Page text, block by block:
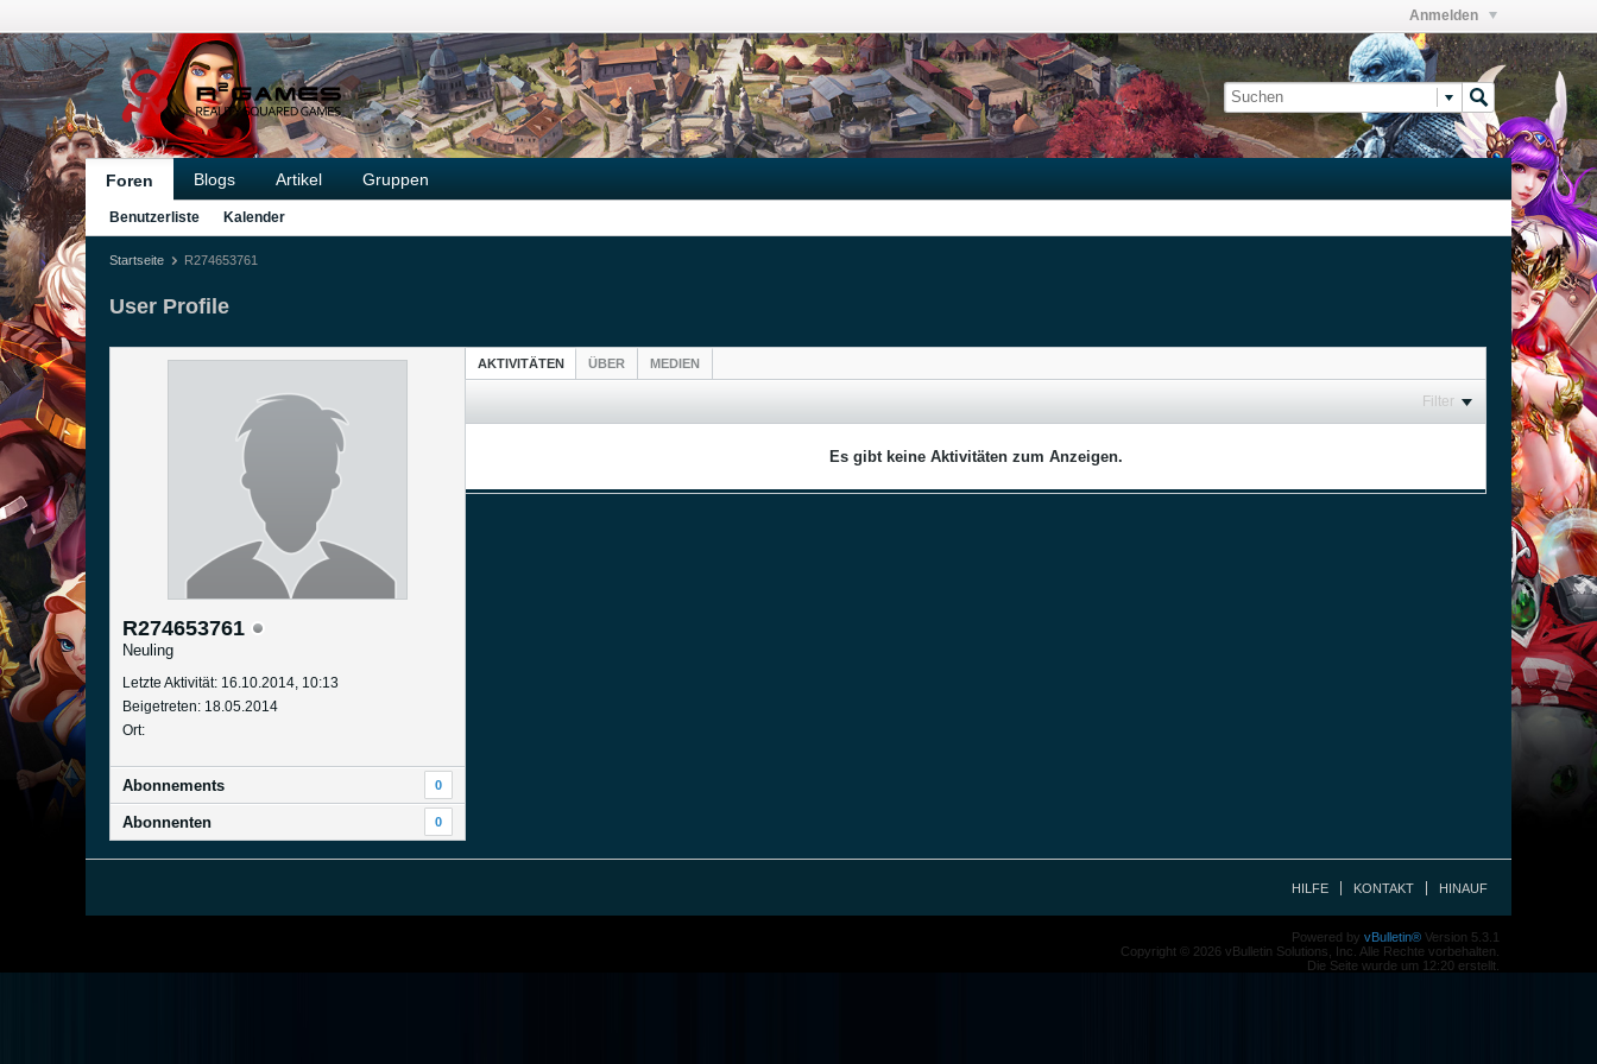
Anmelden
Foren Blogs Artikel Gruppen
Benutzerliste Kalender
Startseite R274653761
User Profile
R274653761
Neuling
Letzte Aktivität: 16.10.2014, 10:13
Beigetreten: 18.05.2014
Ort:
Abonnements 0
Abonnenten 0
AKTIVITÄTEN ÜBER MEDIEN
Filter
Es gibt keine Aktivitäten zum Anzeigen.
HILFE KONTAKT HINAUF
Powered by vBulletin® Version 5.3.1
Copyright © 2026 vBulletin Solutions, Inc. Alle Rechte vorbehalten.
Die Seite wurde um 12:20 erstellt.